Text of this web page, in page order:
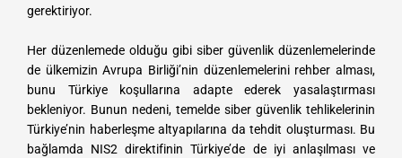
gerektiriyor.
Her düzenlemede olduğu gibi siber güvenlik düzenlemelerinde
de ülkemizin Avrupa Birliği’nin düzenlemelerini rehber alması,
bunu Türkiye koşullarına adapte ederek yasalaştırması
bekleniyor. Bunun nedeni, temelde siber güvenlik tehlikelerinin
Türkiye’nin haberleşme altyapılarına da tehdit oluşturması. Bu
bağlamda NIS2 direktifinin Türkiye’de de iyi anlaşılması ve